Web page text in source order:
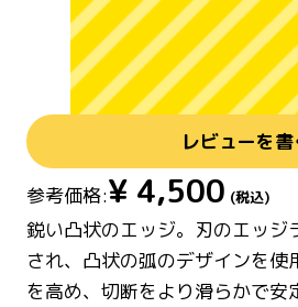
レビューを書
参考価格:¥ 4,500 (税込)
鋭い凸状のエッジ。刃のエッジ
され、凸状の弧のデザインを使
を高め、切断をより滑らかで安